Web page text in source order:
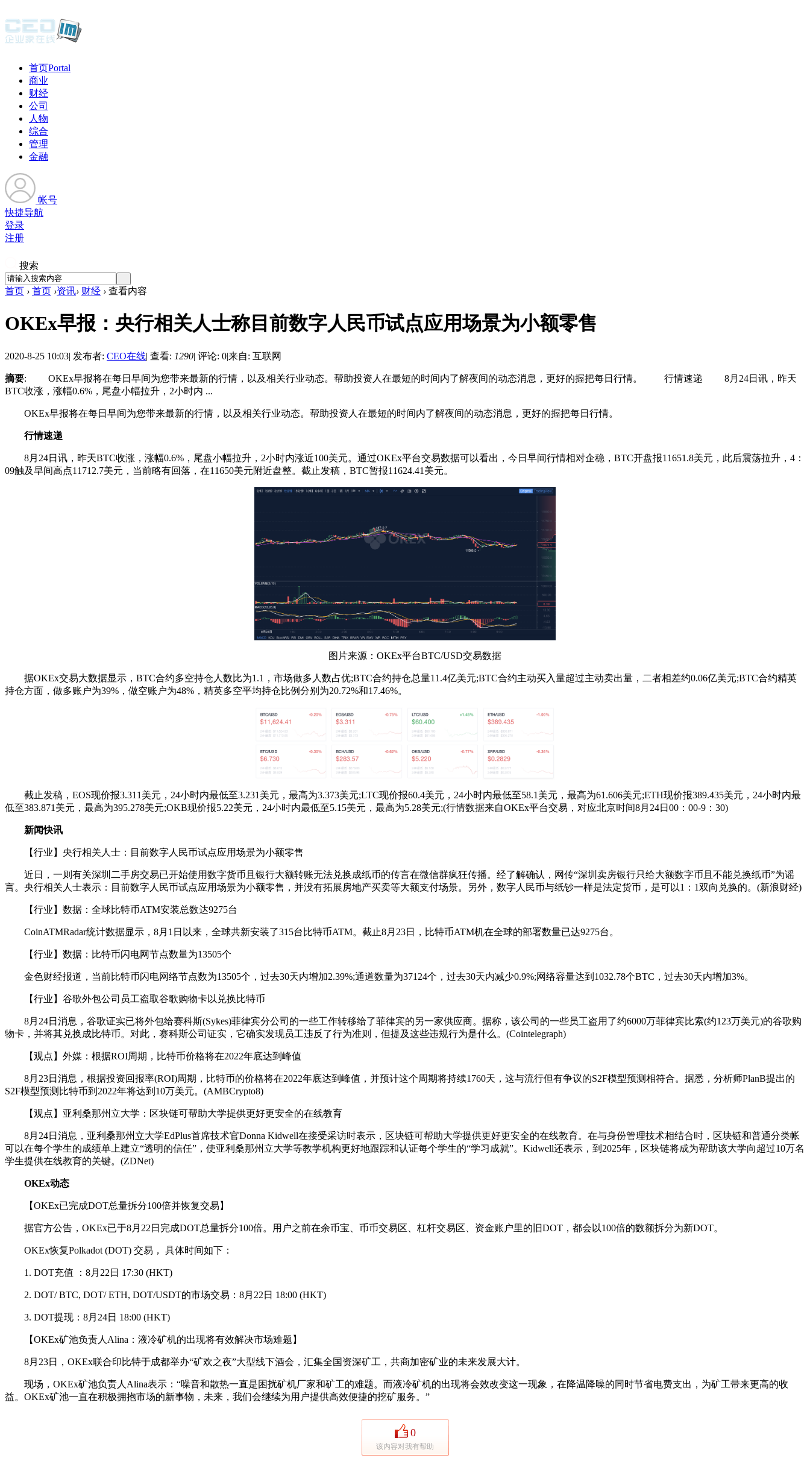
首页Portal
商业
财经
公司
人物
综合
管理
金融
帐号
快捷导航
登录
注册
搜索
首页 › 首页 ›资讯› 财经 › 查看内容
OKEx早报：央行相关人士称目前数字人民币试点应用场景为小额零售
2020-8-25 10:03| 发布者: CEO在线| 查看: 1290| 评论: 0|来自: 互联网
摘要: OKEx早报将在每日早间为您带来最新的行情，以及相关行业动态。帮助投资人在最短的时间内了解夜间的动态消息，更好的握把每日行情。 行情速递 8月24日讯，昨天
BTC收涨，涨幅0.6%，尾盘小幅拉升，2小时内 ...
OKEx早报将在每日早间为您带来最新的行情，以及相关行业动态。帮助投资人在最短的时间内了解夜间的动态消息，更好的握把每日行情。
行情速递
8月24日讯，昨天BTC收涨，涨幅0.6%，尾盘小幅拉升，2小时内涨近100美元。通过OKEx平台交易数据可以看出，今日早间行情相对企稳，BTC开盘报11651.8美元，此后震荡拉升，4：
09触及早间高点11712.7美元，当前略有回落，在11650美元附近盘整。截止发稿，BTC暂报11624.41美元。
图片来源：OKEx平台BTC/USD交易数据
据OKEx交易大数据显示，BTC合约多空持仓人数比为1.1，市场做多人数占优;BTC合约持仓总量11.4亿美元;BTC合约主动买入量超过主动卖出量，二者相差约0.06亿美元;BTC合约精英
持仓方面，做多账户为39%，做空账户为48%，精英多空平均持仓比例分别为20.72%和17.46%。
截止发稿，EOS现价报3.311美元，24小时内最低至3.231美元，最高为3.373美元;LTC现价报60.4美元，24小时内最低至58.1美元，最高为61.606美元;ETH现价报389.435美元，24小时内最
低至383.871美元，最高为395.278美元;OKB现价报5.22美元，24小时内最低至5.15美元，最高为5.28美元;(行情数据来自OKEx平台交易，对应北京时间8月24日00：00-9：30)
新闻快讯
【行业】央行相关人士：目前数字人民币试点应用场景为小额零售
近日，一则有关深圳二手房交易已开始使用数字货币且银行大额转账无法兑换成纸币的传言在微信群疯狂传播。经了解确认，网传“深圳卖房银行只给大额数字币且不能兑换纸币”为谣
言。央行相关人士表示：目前数字人民币试点应用场景为小额零售，并没有拓展房地产买卖等大额支付场景。另外，数字人民币与纸钞一样是法定货币，是可以1：1双向兑换的。(新浪财经)
【行业】数据：全球比特币ATM安装总数达9275台
CoinATMRadar统计数据显示，8月1日以来，全球共新安装了315台比特币ATM。截止8月23日，比特币ATM机在全球的部署数量已达9275台。
【行业】数据：比特币闪电网节点数量为13505个
金色财经报道，当前比特币闪电网络节点数为13505个，过去30天内增加2.39%;通道数量为37124个，过去30天内减少0.9%;网络容量达到1032.78个BTC，过去30天内增加3%。
【行业】谷歌外包公司员工盗取谷歌购物卡以兑换比特币
8月24日消息，谷歌证实已将外包给赛科斯(Sykes)菲律宾分公司的一些工作转移给了菲律宾的另一家供应商。据称，该公司的一些员工盗用了约6000万菲律宾比索(约123万美元)的谷歌购
物卡，并将其兑换成比特币。对此，赛科斯公司证实，它确实发现员工违反了行为准则，但提及这些违规行为是什么。(Cointelegraph)
【观点】外媒：根据ROI周期，比特币价格将在2022年底达到峰值
8月23日消息，根据投资回报率(ROI)周期，比特币的价格将在2022年底达到峰值，并预计这个周期将持续1760天，这与流行但有争议的S2F模型预测相符合。据悉，分析师PlanB提出的
S2F模型预测比特币到2022年将达到10万美元。(AMBCrypto8)
【观点】亚利桑那州立大学：区块链可帮助大学提供更好更安全的在线教育
8月24日消息，亚利桑那州立大学EdPlus首席技术官Donna Kidwell在接受采访时表示，区块链可帮助大学提供更好更安全的在线教育。在与身份管理技术相结合时，区块链和普通分类帐
可以在每个学生的成绩单上建立“透明的信任”，使亚利桑那州立大学等教学机构更好地跟踪和认证每个学生的“学习成就”。Kidwell还表示，到2025年，区块链将成为帮助该大学向超过10万名
学生提供在线教育的关键。(ZDNet)
OKEx动态
【OKEx已完成DOT总量拆分100倍并恢复交易】
据官方公告，OKEx已于8月22日完成DOT总量拆分100倍。用户之前在余币宝、币币交易区、杠杆交易区、资金账户里的旧DOT，都会以100倍的数额拆分为新DOT。
OKEx恢复Polkadot (DOT) 交易， 具体时间如下：
1. DOT充值 ：8月22日 17:30 (HKT)
2. DOT/ BTC, DOT/ ETH, DOT/USDT的市场交易：8月22日 18:00 (HKT)
3. DOT提现：8月24日 18:00 (HKT)
【OKEx矿池负责人Alina：液冷矿机的出现将有效解决市场难题】
8月23日，OKEx联合印比特于成都举办“矿欢之夜”大型线下酒会，汇集全国资深矿工，共商加密矿业的未来发展大计。
现场，OKEx矿池负责人Alina表示：“噪音和散热一直是困扰矿机厂家和矿工的难题。而液冷矿机的出现将会效改变这一现象，在降温降噪的同时节省电费支出，为矿工带来更高的收
益。OKEx矿池一直在积极拥抱市场的新事物，未来，我们会继续为用户提供高效便捷的挖矿服务。”
0
该内容对我有帮助